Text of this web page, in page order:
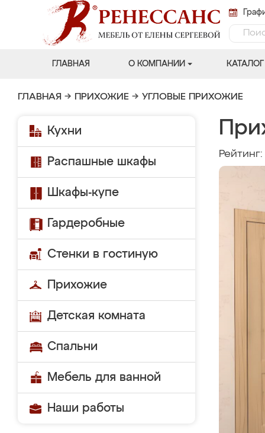
ГЛАВНАЯ О КОМПАНИИ КАТАЛОГ
ГЛАВНАЯ → ПРИХОЖИЕ → УГЛОВЫЕ ПРИХОЖИЕ
Кухни
Распашные шкафы
Шкафы-купе
Гардеробные
Стенки в гостиную
Прихожие
Детская комната
Спальни
Мебель для ванной
Наши работы
Рейтинг: